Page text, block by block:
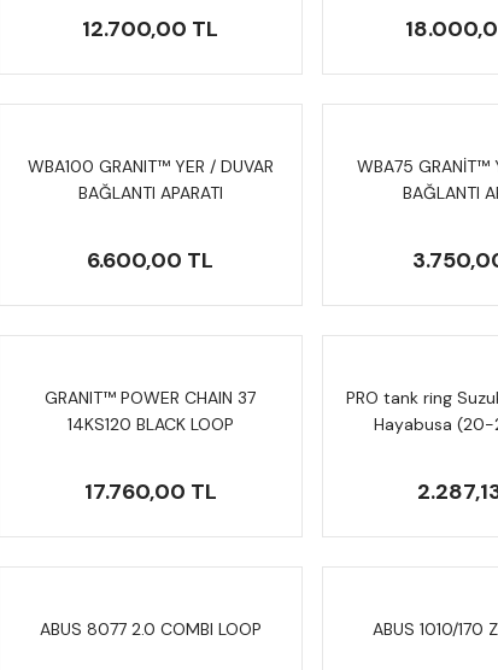
12.700,00 TL
WBA100 GRANIT™ YER / DUVAR
BAĞLANTI APARATI
6.600,00 TL
WBA75 GRANİT™
BAĞLANTI
GRANIT™ POWER CHAIN 37
14KS120 BLACK LOOP
17.760,00 TL
PRO tank ring
Hayabusa (20-
ABUS 8077 2.0 COMBI LOOP ABUS 1010/170